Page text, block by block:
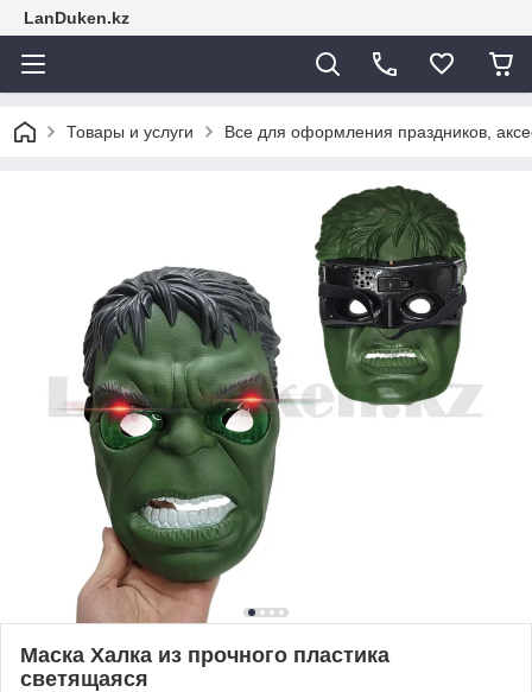
LanDuken.kz
Товары и услуги Все для оформления праздников,
Маска Халка из прочного пластика
светящаяся